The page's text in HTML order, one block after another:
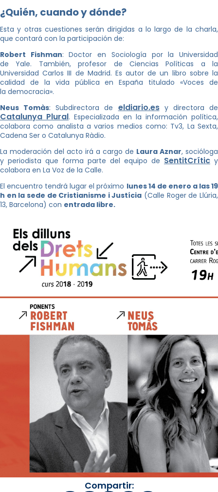
¿Quién, cuando y dónde?
Esta y otras cuestiones serán dirigidas a lo largo de la charla,
que contará con la participación de:
Robert Fishman: Doctor en Sociología por la Universidad
de Yale. También, profesor de Ciencias Políticas a la
Universidad Carlos III de Madrid. Es autor de un libro sobre la
calidad de la vida pública en España titulado «Voces de
la democracia».
Neus Tomàs: Subdirectora de eldiario.esy directora de
Catalunya Plural. Especializada en la información política,
colabora como analista a varios medios como: Tv3, La Sexta,
Cadena Ser o Catalunya Ràdio.
La moderación del acto irá a cargo de Laura Aznar, socióloga
y periodista que forma parte del equipo de SentitCrític y
colabora en La Voz de la Calle.
El encuentro tendrá lugar el próximo lunes 14 de enero a las 19
h en la sede de Cristianisme i Justícia (Calle Roger de Llúria,
13, Barcelona) con entrada libre.
Compartir: